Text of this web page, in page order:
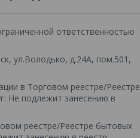
ответственностью
ул.Володько, д.24А, пом.501,
в Торговом реестре/Реестре
Не подлежит занесению в
реестре/Реестре бытовых